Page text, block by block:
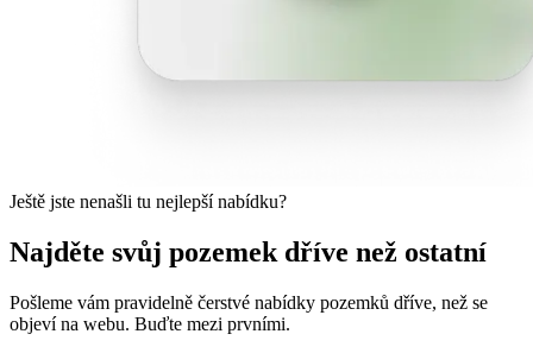
Ještě jste nenašli tu nejlepší nabídku?
Najděte svůj pozemek dříve než ostatní
Pošleme vám pravidelně čerstvé nabídky pozemků dříve, než se
objeví na webu. Buďte mezi prvními.